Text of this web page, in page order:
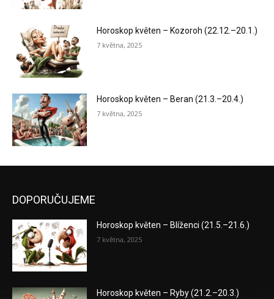
Horoskop květen – Kozoroh (22.12.–20.1.)
7 května, 2025
Horoskop květen – Beran (21.3.–20.4.)
7 května, 2025
DOPORUČUJEME
Horoskop květen – Blíženci (21.5.–21.6.)
7 května, 2025
Horoskop květen – Ryby (21.2.–20.3.)